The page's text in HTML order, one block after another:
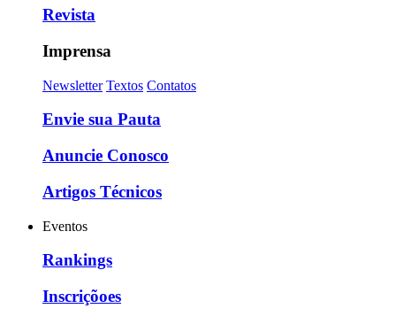
Revista
Imprensa
Newsletter Textos Contatos
Envie sua Pauta
Anuncie Conosco
Artigos Técnicos
Eventos
Rankings
Inscriçõoes